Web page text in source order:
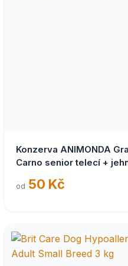
Konzerva ANIMONDA
Carno senior telecí +
od 50 Kč